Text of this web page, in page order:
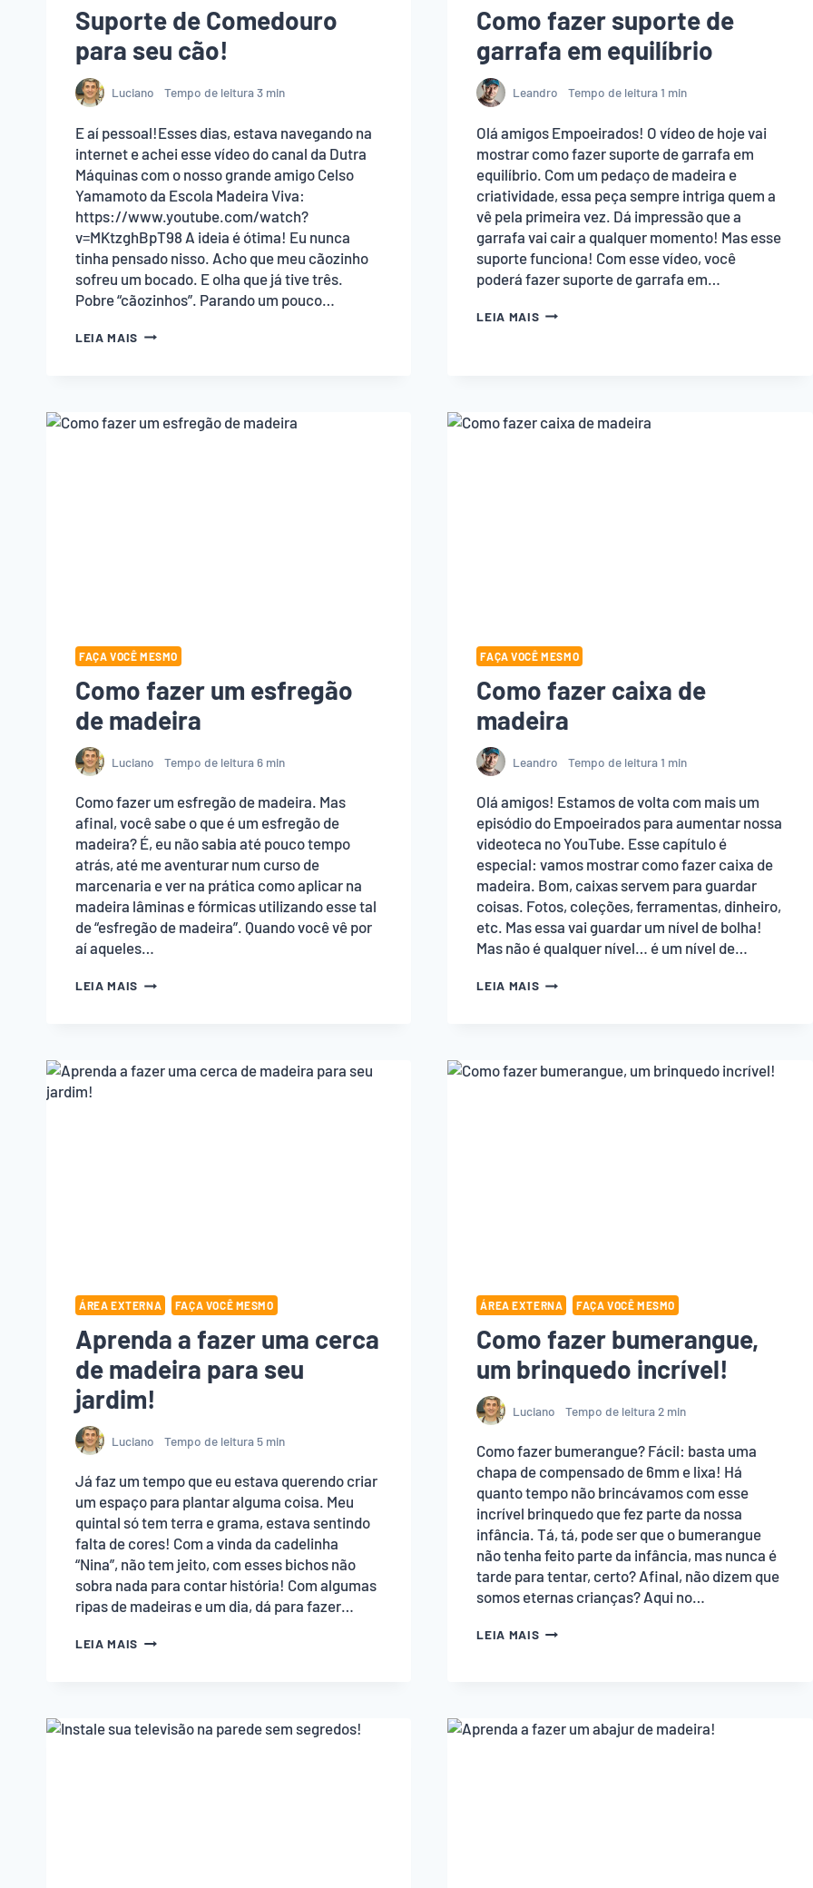
Suporte de Comedouro
para seu cão!
Luciano Tempo de leitura3 min
E aí pessoal!Esses dias, estava navegando na
internet e achei esse vídeo do canal da Dutra
Máquinas com o nosso grande amigo Celso
Yamamoto da Escola Madeira Viva:
https://www.youtube.com/watch?
v=MKtzghBpT98 A ideia é ótima! Eu nunca
tinha pensado nisso. Acho que meu cãozinho
sofreu um bocado. E olha que já tive três.
Pobre “cãozinhos”. Parando um pouco…
LEIA MAIS SUPORTE
CÃO!
Como fazer suporte de
garrafa em equilíbrio
Leandro Tempo de leitura1 min
Olá amigos Empoeirados! O vídeo de hoje vai
mostrar como fazer suporte de garrafa em
equilíbrio. Com um pedaço de madeira e
criatividade, essa peça sempre intriga quem a
vê pela primeira vez. Dá impressão que a
garrafa vai cair a qualquer momento! Mas esse
suporte funciona! Com esse vídeo, você
poderá fazer suporte de garrafa em…
LEIA MAISCOMO
EQUILÍBRIO
FAÇA VOCÊ MESMO
Como fazer um esfregão
de madeira
Luciano Tempo de leitura6 min
Como fazer um esfregão de madeira. Mas
afinal, você sabe o que é um esfregão de
madeira? É, eu não sabia até pouco tempo
atrás, até me aventurar num curso de
marcenaria e ver na prática como aplicar na
madeira lâminas e fórmicas utilizando esse tal
de “esfregão de madeira”. Quando você vê por
aí aqueles…
LEIA MAIS COMO
MADEIRA
FAÇA VOCÊ MESMO
Como fazer caixa de
madeira
Leandro Tempo de leitura1 min
Olá amigos! Estamos de volta com mais um
episódio do Empoeirados para aumentar nossa
videoteca no YouTube. Esse capítulo é
especial: vamos mostrar como fazer caixa de
madeira. Bom, caixas servem para guardar
coisas. Fotos, coleções, ferramentas, dinheiro,
etc. Mas essa vai guardar um nível de bolha!
Mas não é qualquer nível… é um nível de…
LEIA MAISCOMO
ÁREA EXTERNA FAÇA VOCÊ MESMO
Aprenda a fazer uma cerca
de madeira para seu
jardim!
Luciano Tempo de leitura5 min
Já faz um tempo que eu estava querendo criar
um espaço para plantar alguma coisa. Meu
quintal só tem terra e grama, estava sentindo
falta de cores! Com a vinda da cadelinha
“Nina”, não tem jeito, com esses bichos não
sobra nada para contar história! Com algumas
ripas de madeiras e um dia, dá para fazer…
LEIA MAIS APRENDA
DE
ÁREA EXTERNA FAÇA VOCÊ MESMO
Como fazer bumerangue,
um brinquedo incrível!
Luciano Tempo de leitura2 min
Como fazer bumerangue? Fácil: basta uma
chapa de compensado de 6mm e lixa! Há
quanto tempo não brincávamos com esse
incrível brinquedo que fez parte da nossa
infância. Tá, tá, pode ser que o bumerangue
não tenha feito parte da infância, mas nunca é
tarde para tentar, certo? Afinal, não dizem que
somos eternas crianças? Aqui no…
LEIA MAISCOMO